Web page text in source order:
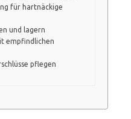
für hartnäckige
und lagern
empfindlichen
pflegen